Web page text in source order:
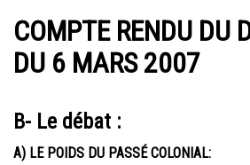
contact@villes-developpement.org
L’association
Qui sommes-nous ?
Présentation vidéo
COMPTE RENDU DU
DU 6 MARS 2007
B- Le débat :
A) LE POIDS DU PASSÉ COLONIAL: